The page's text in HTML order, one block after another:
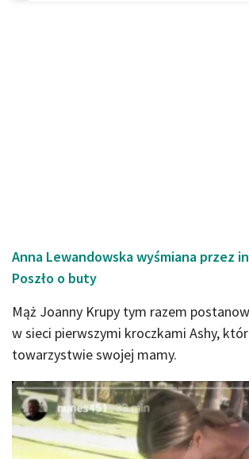
Anna Lewandowska wyśmiana przez
Poszło o buty
Mąż Joanny Krupy tym razem
w sieci pierwszymi kroczkami Ashy,
towarzystwie swojej mamy.